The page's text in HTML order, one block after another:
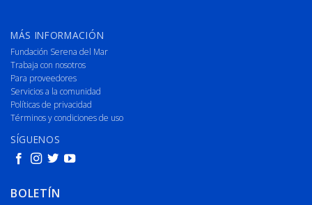
MÁS INFORMACIÓN
Fundación Serena del Mar
Trabaja con nosotros
Para proveedores
Servicios a la comunidad
Políticas de privacidad
Términos y condiciones de uso
SÍGUENOS
BOLETÍN